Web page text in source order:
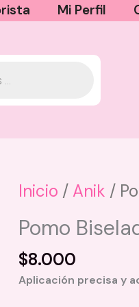
Mi Perfil
Inicio / Anik /
Pomo
$8.000
Aplicación precisa y
Montoc - DIVA